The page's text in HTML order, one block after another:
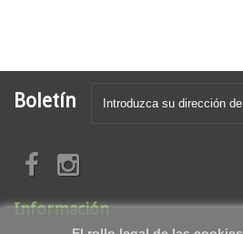
Boletín
Información